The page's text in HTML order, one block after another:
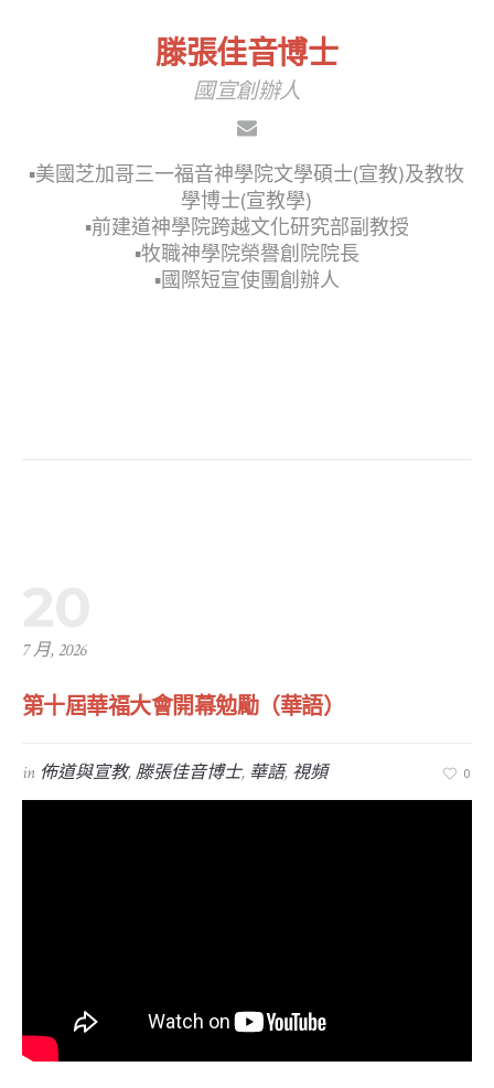
滕張佳音博士
國宣創辦人
▪︎美國芝加哥三一福音神學院文學碩士(宣教)及教牧
學博士(宣教學)
▪︎前建道神學院跨越文化研究部副教授
▪︎牧職神學院榮譽創院院長
▪︎國際短宣使團創辦人
7 月, 2026
第十屆華福大會開幕勉勵（華語）
in 佈道與宣教,滕張佳音博士, 華語, 視頻 0